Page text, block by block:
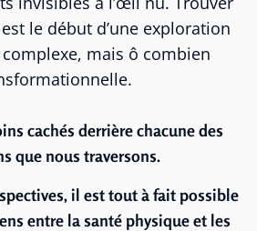
le début d’une exploration
mais ô combien
cachés derrière chacune des
que nous traversons.
il est tout à fait possible
entre la santé physique et les